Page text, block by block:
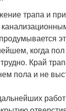
трапа и
когда
Край
пола и не